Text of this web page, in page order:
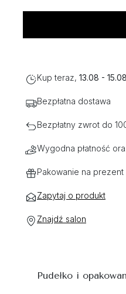
Kup teraz, 13.08 - 15.08
Bezpłatna dostawa
Bezpłatny zwrot do
Wygodna płatność
Pakowanie na prezent
Zapytaj o produkt
Znajdź salon
Pudełko i